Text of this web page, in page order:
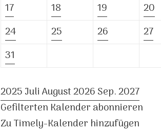
17
18 19 20
24
25 26 27
31
2025JuliAugust 2026Sep.2027
Gefilterten Kalender abonnieren
Zu Timely-Kalender hinzufügen